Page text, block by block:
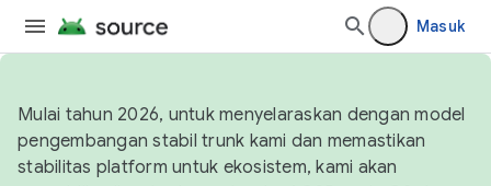
Masuk
Mulai tahun 2026, untuk menyelaraskan dengan model
pengembangan stabil trunk kami dan memastikan
stabilitas platform untuk ekosistem, kami akan